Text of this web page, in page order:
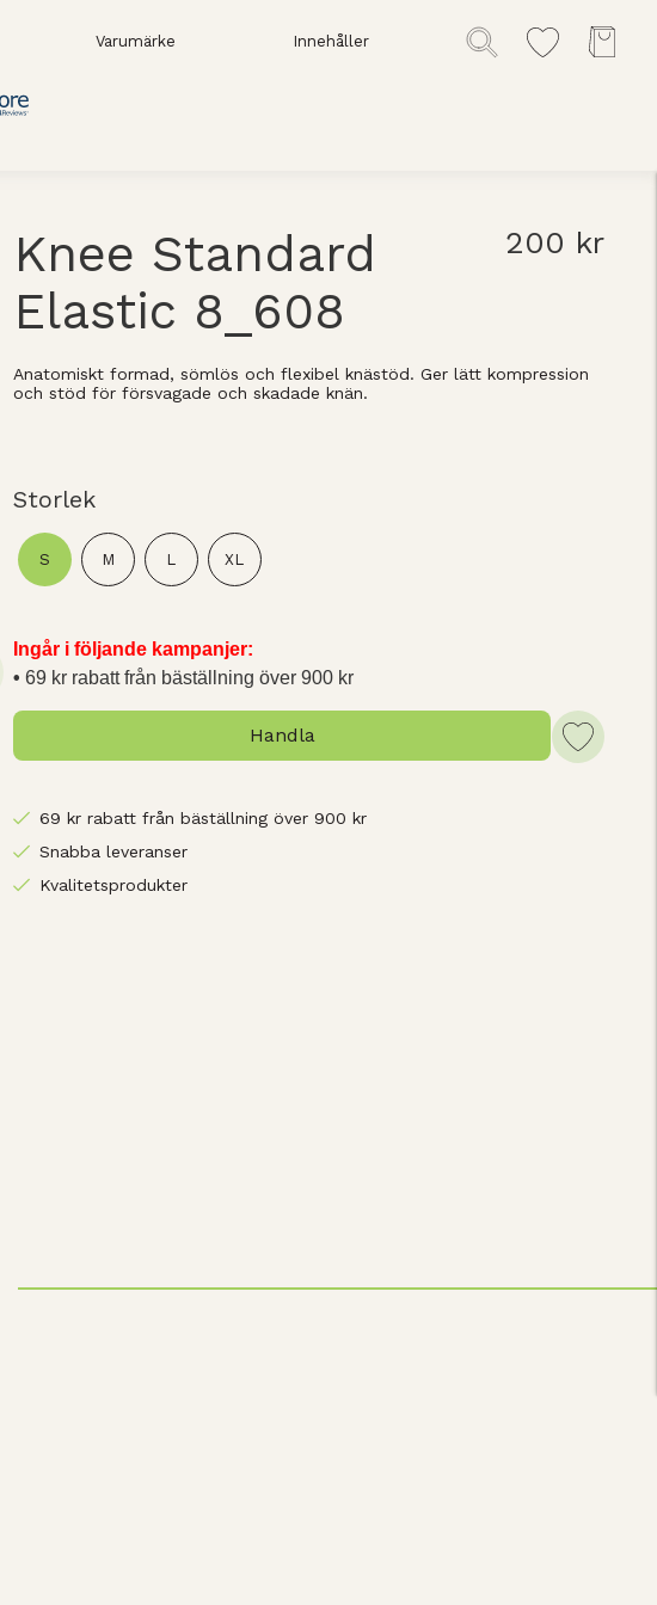
Varumärke Innehåller
Knee Standard
Elastic 8_608
200 kr
Anatomiskt formad, sömlös och flexibel knästöd. Ger lätt kompression
och stöd för försvagade och skadade knän.
Storlek
S M L XL
Ingår i följande kampanjer:
69 kr rabatt från bäställning över 900 kr
Handla
69 kr rabatt från bäställning över 900 kr
Snabba leveranser
Kvalitetsprodukter